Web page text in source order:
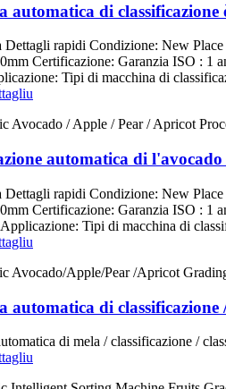
automatica di classificazione
Dettagli rapidi Condizione: New
Certificazione: Garanzia ISO : 1
Tipi di macchina di
automatica di
Dettagli rapidi Condizione: New
Certificazione: Garanzia ISO : 1
Tipi di macchina di
automatica di classificazione
di mela / classificazione /